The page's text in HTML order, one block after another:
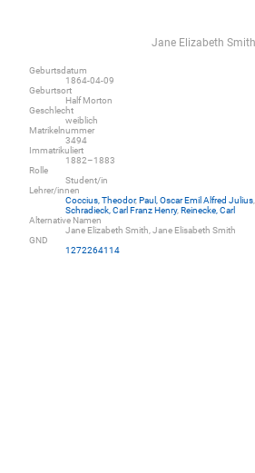
Jane Elizabeth Smith
Geburtsdatum
1864-04-09
Geburtsort
Half Morton
Geschlecht
weiblich
Matrikelnummer
3494
Immatrikuliert
1882–1883
Rolle
Student/in
Lehrer/innen
Coccius, Theodor,Paul, Oscar Emil Alfred Julius
Schradieck, Carl Franz Henry, Reinecke, Carl
Alternative Namen
Jane Elizabeth Smith, Jane Elisabeth Smith
GND
1272264114